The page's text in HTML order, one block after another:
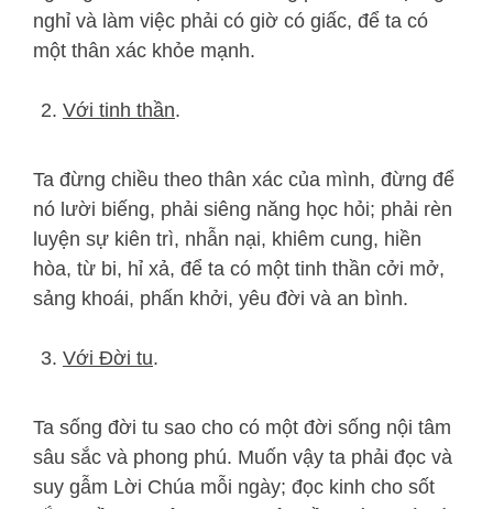
nghỉ và làm việc phải có giờ có giấc, để ta có
một thân xác khỏe mạnh.
Với tinh thần.
Ta đừng chiều theo thân xác của mình, đừng để
nó lười biếng, phải siêng năng học hỏi; phải rèn
luyện sự kiên trì, nhẫn nại, khiêm cung, hiền
hòa, từ bi, hỉ xả, để ta có một tinh thần cởi mở,
sảng khoái, phấn khởi, yêu đời và an bình.
Với Đời tu.
Ta sống đời tu sao cho có một đời sống nội tâm
sâu sắc và phong phú. Muốn vậy ta phải đọc và
suy gẫm Lời Chúa mỗi ngày; đọc kinh cho sốt